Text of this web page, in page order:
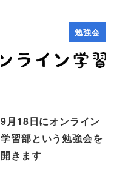
勉強会
9月18日にオンライン
学習部という勉強会を
開きます